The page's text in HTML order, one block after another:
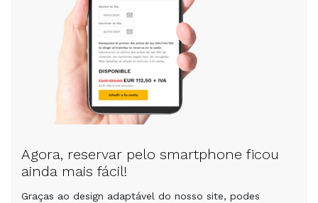
Agora, reservar pelo smartphone ficou
ainda mais fácil!
Graças ao design adaptável do nosso site, podes